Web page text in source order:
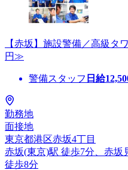
【赤坂】施設警備／高級タ
円≫
警備スタッフ 日給
勤務地
面接地
東京都港区赤坂4丁目
赤坂(東京)駅 徒歩7分、赤坂
徒歩8分